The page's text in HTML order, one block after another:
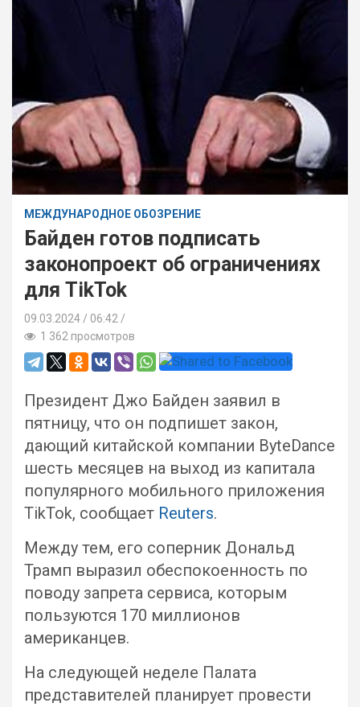
МЕЖДУНАРОДНОЕ ОБОЗРЕНИЕ
Байден готов подписать
законопроект об ограничениях
для TikTok
09.03.2024
06:42 /
1 362 просмотров
Президент Джо Байден заявил в
пятницу, что он подпишет закон,
дающий китайской компании ByteDance
шесть месяцев на выход из капитала
популярного мобильного приложения
TikTok, сообщает Reuters.
Между тем, его соперник Дональд
Трамп выразил обеспокоенность по
поводу запрета сервиса, которым
пользуются 170 миллионов
американцев.
На следующей неделе Палата
представителей планирует провести